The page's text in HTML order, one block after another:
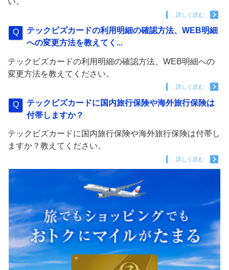
詳しく読む
テックビズカードの利用明細の確認方法、WEB明細
への変更方法を教えてく...
テックビズカードの利用明細の確認方法、WEB明細への
変更方法を教えてください。
詳しく読む
テックビズカードに国内旅行保険や海外旅行保険は
付帯しますか？
テックビズカードに国内旅行保険や海外旅行保険は付帯し
ますか？教えてください。
詳しく読む